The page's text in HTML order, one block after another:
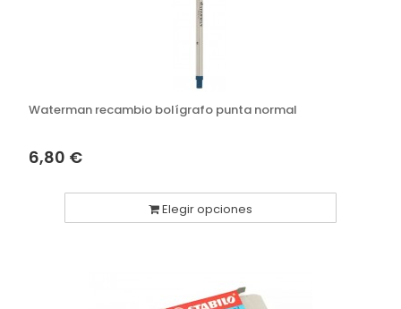
Waterman recambio bolígrafo punta normal
6,80 €
Elegir opciones